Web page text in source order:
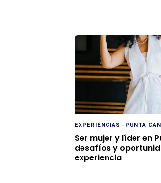
EXPERIENCIAS - PUNTA
Ser mujer y líder en
desafíos y
experiencia